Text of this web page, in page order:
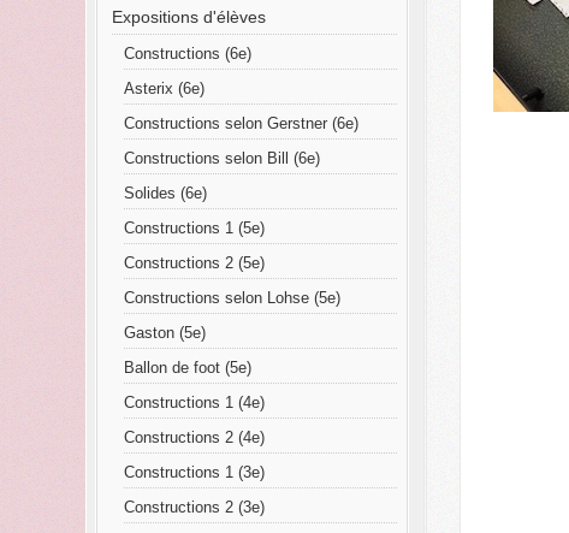
Expositions d'élèves
Constructions (6e)
Asterix (6e)
Constructions selon Gerstner (6e)
Constructions selon Bill (6e)
Solides (6e)
Constructions 1 (5e)
Constructions 2 (5e)
Constructions selon Lohse (5e)
Gaston (5e)
Ballon de foot (5e)
Constructions 1 (4e)
Constructions 2 (4e)
Constructions 1 (3e)
Constructions 2 (3e)